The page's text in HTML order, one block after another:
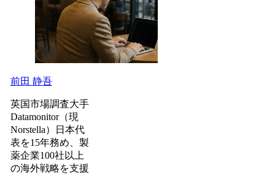
前田 静吾
英国市場調査大手
Datamonitor（現
Norstella）日本代
表を15年務め、製
薬企業100社以上
の海外戦略を支援